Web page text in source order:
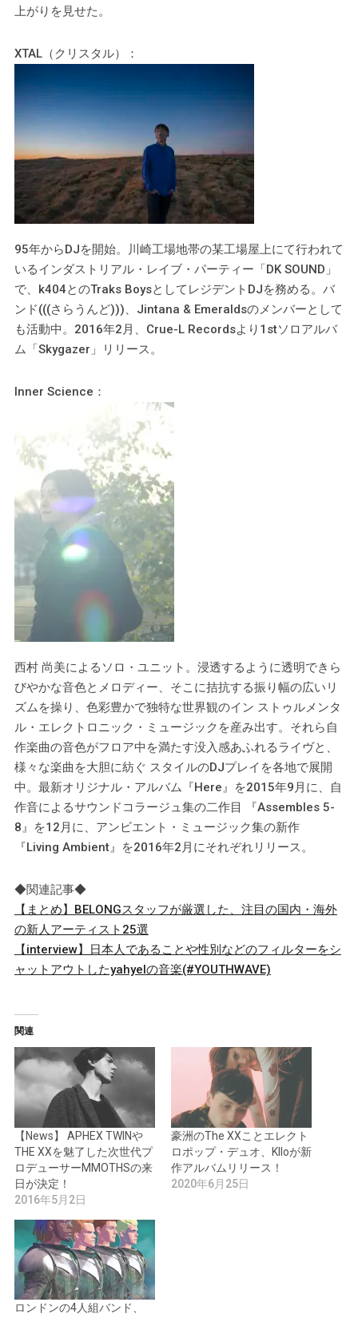
上がりを見せた。
XTAL（クリスタル）：
95年からDJを開始。川崎工場地帯の某工場屋上にて行われて
いるインダストリアル・レイブ・パーティー「DK SOUND」
で、k404とのTraks BoysとしてレジデントDJを務める。バ
ンド(((さらうんど)))、Jintana & Emeraldsのメンバーとして
も活動中。2016年2月、Crue-L Recordsより1stソロアルバ
ム「Skygazer」リリース。
Inner Science：
西村 尚美によるソロ・ユニット。浸透するように透明できら
びやかな音色とメロディー、そこに拮抗する振り幅の広いリ
ズムを操り、色彩豊かで独特な世界観のイン ストゥルメンタ
ル・エレクトロニック・ミュージックを産み出す。それら自
作楽曲の音色がフロア中を満たす没入感あふれるライヴと、
様々な楽曲を大胆に紡ぐ スタイルのDJプレイを各地で展開
中。最新オリジナル・アルバム『Here』を2015年9月に、自
作音によるサウンドコラージュ集の二作目 『Assembles 5-
8』を12月に、アンビエント・ミュージック集の新作
『Living Ambient』を2016年2月にそれぞれリリース。
◆関連記事◆
【まとめ】BELONGスタッフが厳選した、注目の国内・海外
の新人アーティスト25選
【interview】日本人であることや性別などのフィルターをシ
ャットアウトしたyahyelの音楽(#YOUTHWAVE)
関連
【News】 APHEX TWINや
THE XXを魅了した次世代プ
ロデューサーMMOTHSの来
日が決定！
2016年5月2日
豪洲のThe XXことエレクト
ロポップ・デュオ、Klloが新
作アルバムリリース！
2020年6月25日
ロンドンの4人組バンド、